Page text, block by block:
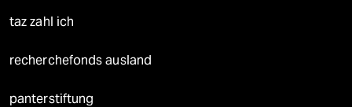
taz zahl ich
recherchefonds ausland
panterstiftung